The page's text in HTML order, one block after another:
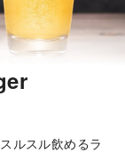
ルスル飲めるラ